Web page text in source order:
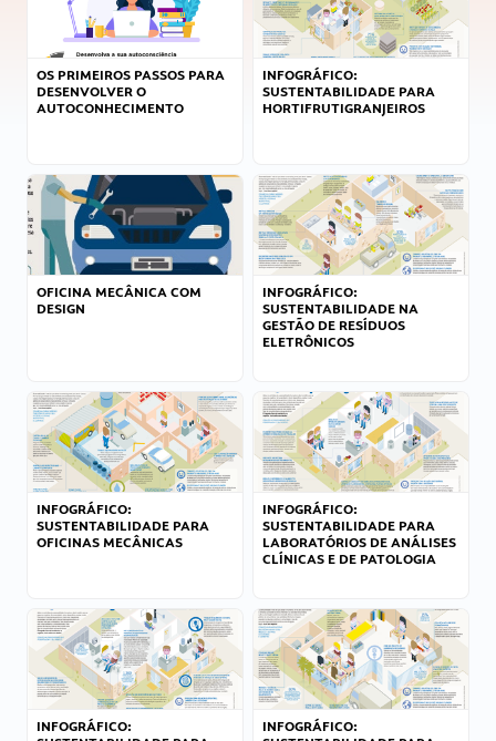
OS PRIMEIROS PASSOS PARA
DESENVOLVER O
AUTOCONHECIMENTO
INFOGRÁFICO:
SUSTENTABILIDADE PARA
HORTIFRUTIGRANJEIROS
OFICINA MECÂNICA COM
DESIGN
INFOGRÁFICO:
SUSTENTABILIDADE NA
GESTÃO DE RESÍDUOS
ELETRÔNICOS
INFOGRÁFICO:
SUSTENTABILIDADE PARA
OFICINAS MECÂNICAS
INFOGRÁFICO:
SUSTENTABILIDADE PARA
LABORATÓRIOS DE ANÁLISES
CLÍNICAS E DE PATOLOGIA
INFOGRÁFICO:
INFOGRÁFICO: